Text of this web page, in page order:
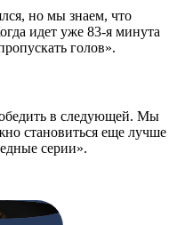
но мы знаем, что
идет уже 83-я минута
голов».
в следующей. Мы
становиться еще лучше
серии».